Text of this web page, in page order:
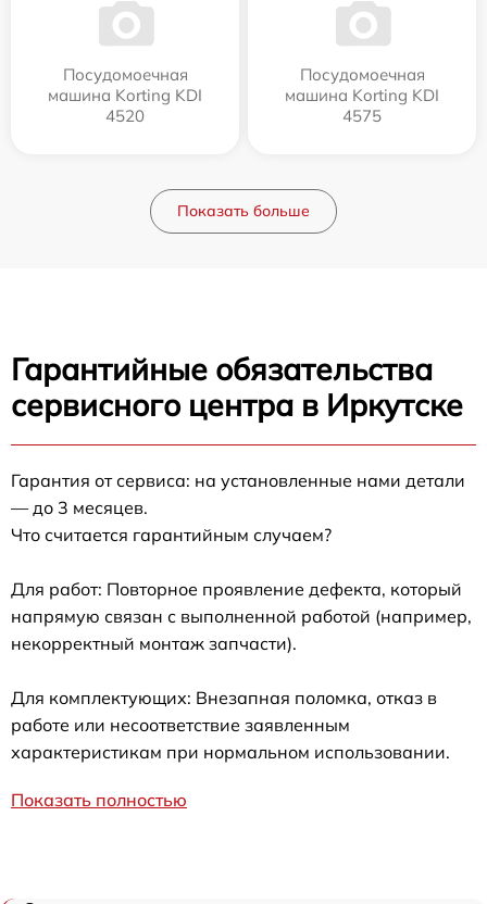
Посудомоечная
машина Korting KDI
4520
Посудомоечная
машина Korting KDI
4575
Показать больше
Гарантийные обязательства
сервисного центра в Иркутске
Гарантия от сервиса: на установленные нами детали
— до 3 месяцев.
Что считается гарантийным случаем?
Для работ: Повторное проявление дефекта, который
напрямую связан с выполненной работой (например,
некорректный монтаж запчасти).
Для комплектующих: Внезапная поломка, отказ в
работе или несоответствие заявленным
характеристикам при нормальном использовании.
Показать полностью